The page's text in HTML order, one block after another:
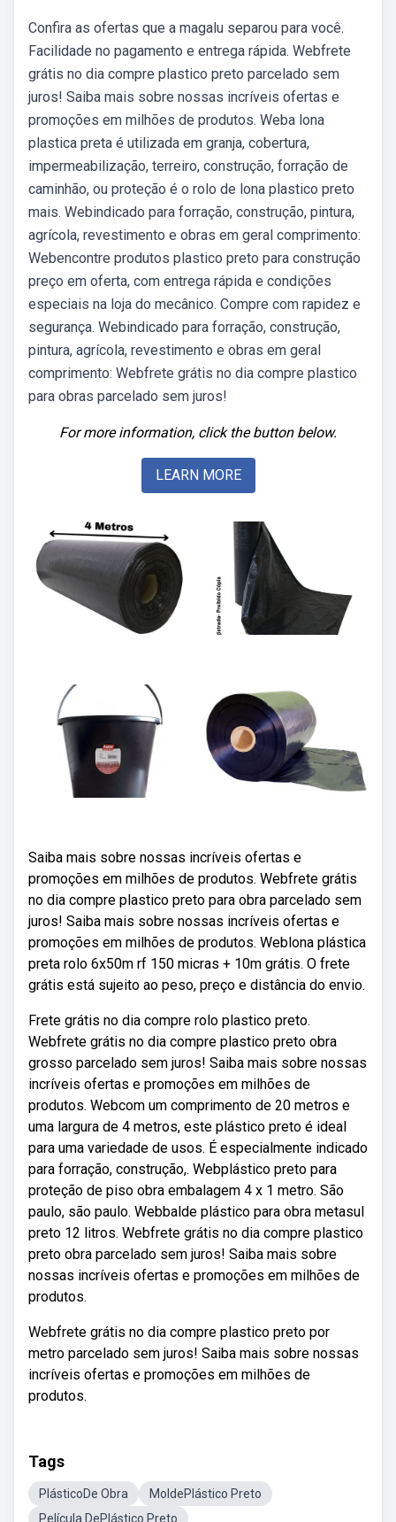
Confira as ofertas que a magalu separou para você.
Facilidade no pagamento e entrega rápida. Webfrete
grátis no dia compre plastico preto parcelado sem
juros! Saiba mais sobre nossas incríveis ofertas e
promoções em milhões de produtos. Weba lona
plastica preta é utilizada em granja, cobertura,
impermeabilização, terreiro, construção, forração de
caminhão, ou proteção é o rolo de lona plastico preto
mais. Webindicado para forração, construção, pintura,
agrícola, revestimento e obras em geral comprimento:
Webencontre produtos plastico preto para construção
preço em oferta, com entrega rápida e condições
especiais na loja do mecânico. Compre com rapidez e
segurança. Webindicado para forração, construção,
pintura, agrícola, revestimento e obras em geral
comprimento: Webfrete grátis no dia compre plastico
para obras parcelado sem juros!
For more information, click the button below.
LEARN MORE
Saiba mais sobre nossas incríveis ofertas e
promoções em milhões de produtos. Webfrete grátis
no dia compre plastico preto para obra parcelado sem
juros! Saiba mais sobre nossas incríveis ofertas e
promoções em milhões de produtos. Weblona plástica
preta rolo 6x50m rf 150 micras + 10m grátis. O frete
grátis está sujeito ao peso, preço e distância do envio.
Frete grátis no dia compre rolo plastico preto.
Webfrete grátis no dia compre plastico preto obra
grosso parcelado sem juros! Saiba mais sobre nossas
incríveis ofertas e promoções em milhões de
produtos. Webcom um comprimento de 20 metros e
uma largura de 4 metros, este plástico preto é ideal
para uma variedade de usos. É especialmente indicado
para forração, construção,. Webplástico preto para
proteção de piso obra embalagem 4 x 1 metro. São
paulo, são paulo. Webbalde plástico para obra metasul
preto 12 litros. Webfrete grátis no dia compre plastico
preto obra parcelado sem juros! Saiba mais sobre
nossas incríveis ofertas e promoções em milhões de
produtos.
Webfrete grátis no dia compre plastico preto por
metro parcelado sem juros! Saiba mais sobre nossas
incríveis ofertas e promoções em milhões de
produtos.
Tags
PlásticoDe Obra
MoldePlástico Preto
Película DePlástico Preto